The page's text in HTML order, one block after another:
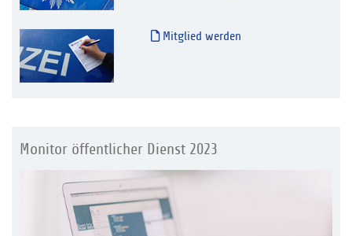
Mitglied werden
Monitor öffentlicher Dienst 2023